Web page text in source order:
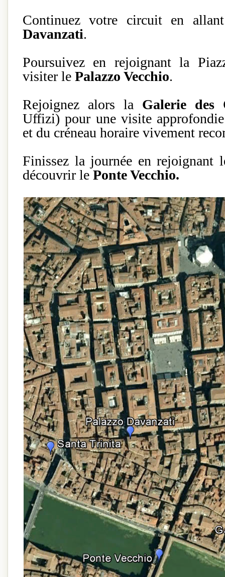
Continuez votre circuit en
Davanzati.
Poursuivez en rejoignant la
visiter le Palazzo Vecchio.
Rejoignez alors la Galerie des
Uffizi) pour une visite
et du créneau horaire vivement
Finissez la journée en rejoignant
découvrir le Ponte Vecchio.